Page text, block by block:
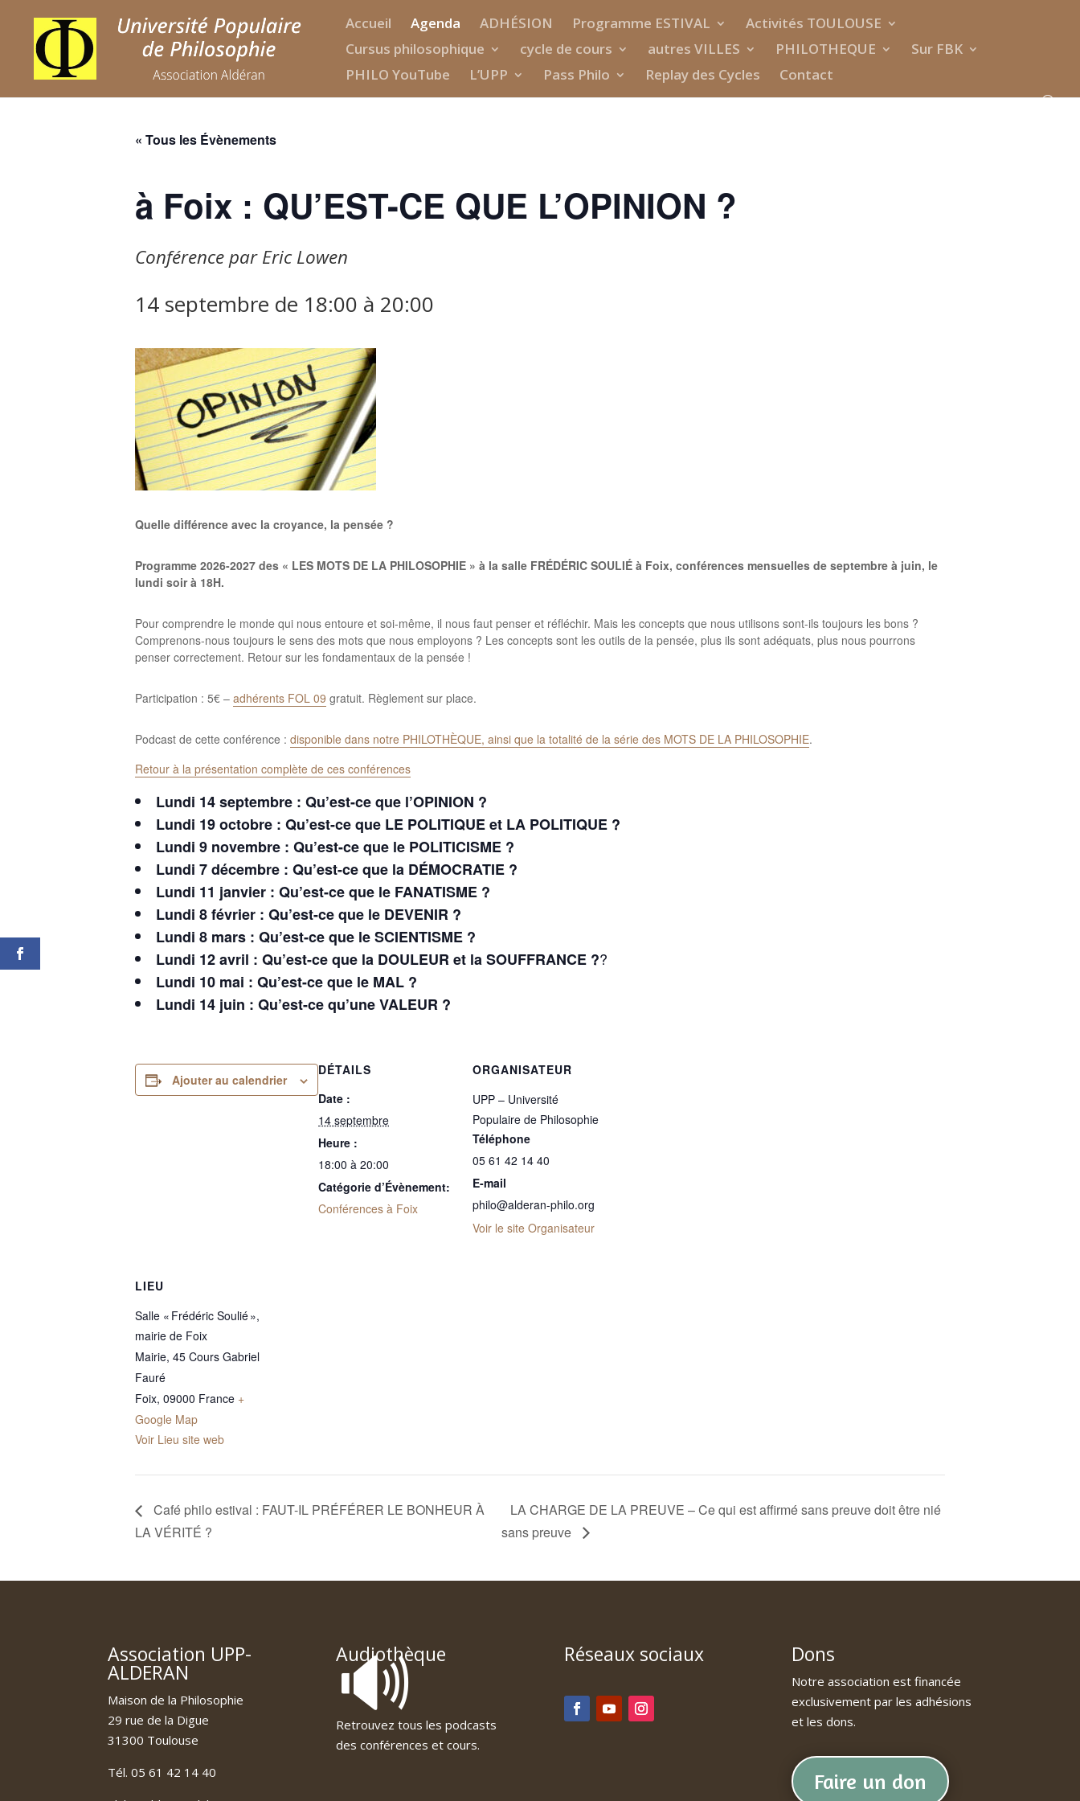
Accueil Agenda ADHÉSION Programme ESTIVAL
Activités TOULOUSE
Cursus philosophique
cycle de cours autres VILLES PHILOTHEQUE
Sur FBK
PHILO YouTube
L’UPP Pass Philo Replay des Cycles Contact
« Tous les Évènements
à Foix : QU’EST-CE QUE L’OPINION ?
Conférence par Eric Lowen
14 septembre de 18:00 à 20:00
Quelle différence avec la croyance, la pensée ?
Programme 2026-2027 des « LES MOTS DE LA PHILOSOPHIE » à la salle FRÉDÉRIC SOULIÉ à Foix, conférences mensuelles de septembre à juin, le
lundi soir à 18H.
Pour comprendre le monde qui nous entoure et soi-même, il nous faut penser et réfléchir. Mais les concepts que nous utilisons sont-ils toujours les bons ?
Comprenons-nous toujours le sens des mots que nous employons ? Les concepts sont les outils de la pensée, plus ils sont adéquats, plus nous pourrons
penser correctement. Retour sur les fondamentaux de la pensée !
Participation : 5€ – adhérents FOL 09 gratuit. Règlement sur place.
Podcast de cette conférence : disponible dans notre PHILOTHÈQUE, ainsi que la totalité de la série des MOTS DE LA PHILOSOPHIE.
Retour à la présentation complète de ces conférences
Lundi 14septembre : Qu’est-ce que l’OPINION ?
Lundi 19 octobre : Qu’est-ce que LE POLITIQUE et LA POLITIQUE ?
Lundi 9 novembre : Qu’est-ce que le POLITICISME ?
Lundi 7 décembre : Qu’est-ce que la DÉMOCRATIE ?
Lundi 11 janvier : Qu’est-ce que le FANATISME ?
Lundi 8 février : Qu’est-ce que le DEVENIR ?
Lundi 8 mars : Qu’est-ce que le SCIENTISME ?
Lundi 12 avril : Qu’est-ce que la DOULEUR et la SOUFFRANCE ??
Lundi 10 mai : Qu’est-ce que le MAL ?
Lundi 14 juin : Qu’est-ce qu’une VALEUR ?
Ajouter au calendrier
DÉTAILS
Date :
14 septembre
Heure :
18:00 à 20:00
Catégorie d’Évènement:
Conférences à Foix
ORGANISATEUR
UPP – Université
Populaire de Philosophie
Téléphone
05 61 42 14 40
E-mail
philo@alderan-philo.org
Voir le site Organisateur
LIEU
Salle « Frédéric Soulié »,
mairie de Foix
Mairie, 45 Cours Gabriel
Fauré
Foix, 09000 France +
Google Map
Voir Lieu site web
Café philo estival : FAUT-IL PRÉFÉRER LE BONHEUR À
LA VÉRITÉ ?
LA CHARGE DE LA PREUVE – Ce qui est affirmé sans preuve doit être nié
sans preuve
Association UPP-
ALDERAN
Maison de la Philosophie
29 rue de la Digue
31300 Toulouse
Tél. 05 61 42 14 40
Audiothèque
🔊
Retrouvez tous les podcasts
des conférences et cours.
Réseaux sociaux Dons
Notre association est financée
exclusivement par les adhésions
et les dons.
Faire un don